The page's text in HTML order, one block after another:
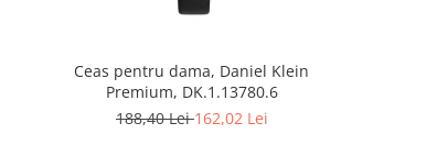
Ceas pentru dama, Daniel Klein
Premium, DK.1.13780.6
188,40 Lei162,02 Lei